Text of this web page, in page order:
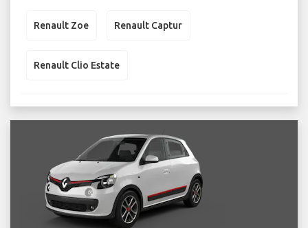
Renault Zoe Renault Captur
Renault Clio Estate